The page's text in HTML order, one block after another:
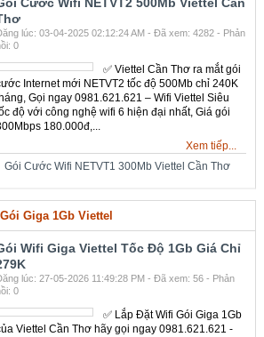
Wifi6
Cước Wifi NETVT2 500Mb Viettel Cần
Đăng lúc: 03-04-2025 02:12:24 AM - Đã xem: 4282 - Phản
0
✅ ‎Viettel Cần Thơ ra mắt gói
tốc độ 500Mb chỉ 240K
tháng, Gọi ngay
0981.621.621 – Wifi Viettel
wifi 6 hiện đại nhất, Giá gói
300Mbps 180.000đ,...
Xem tiếp...
Gói Cước Wifi NETVT1 300Mb Viettel Cần Thơ
Wifi Giga Viettel Tốc Độ 1Gb Giá Chỉ